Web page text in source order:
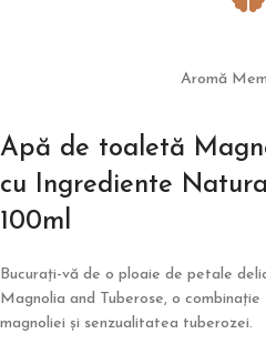
Aromă
Apă de toaletă
cu Ingrediente
100ml
Bucurați-vă de o ploaie de petale
Magnolia and Tuberose, o
magnoliei și senzualitatea tuberozei.